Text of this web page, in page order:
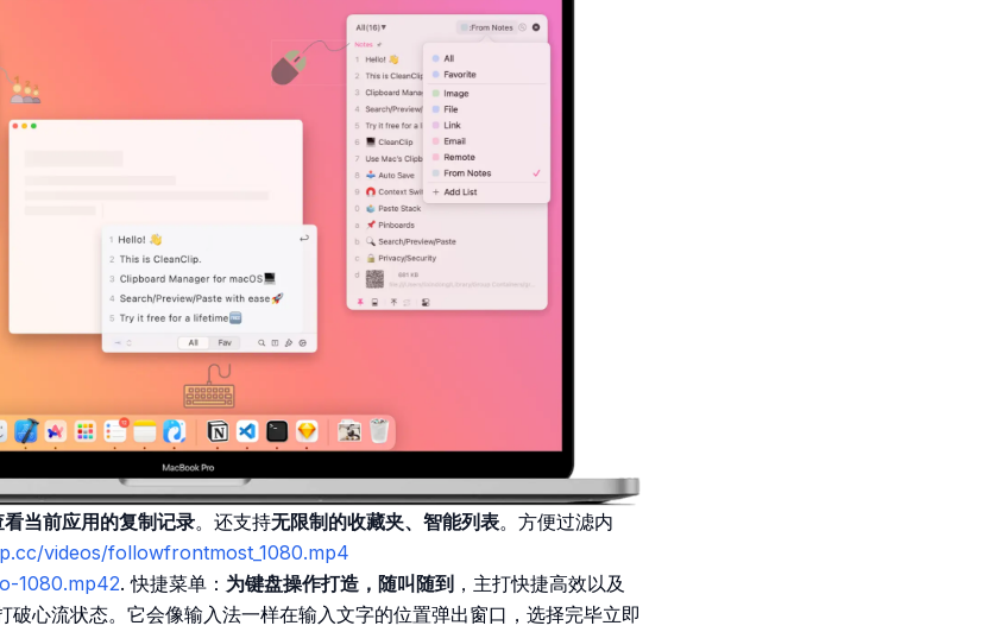
当前应用的复制记录。还支持无限制的收藏夹、智能列表。方便过滤内
videos/followfrontmost_1080.mp4
1080.mp42. 快捷菜单： 为键盘操作打造，随叫随到 ，主打快捷高效以及
破心流状态。它会像输入法一样在输入文字的位置弹出窗口，选择完毕立即